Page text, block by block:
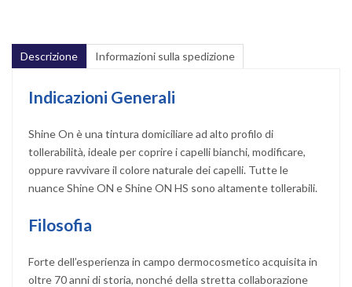
Descrizione Informazioni sulla spedizione
Indicazioni Generali
Shine On è una tintura domiciliare ad alto profilo di
tollerabilità, ideale per coprire i capelli bianchi, modificare,
oppure ravvivare il colore naturale dei capelli. Tutte le
nuance Shine ON e Shine ON HS sono altamente tollerabili.
Filosofia
Forte dell’esperienza in campo dermocosmetico acquisita in
oltre 70 anni di storia, nonché della stretta collaborazione